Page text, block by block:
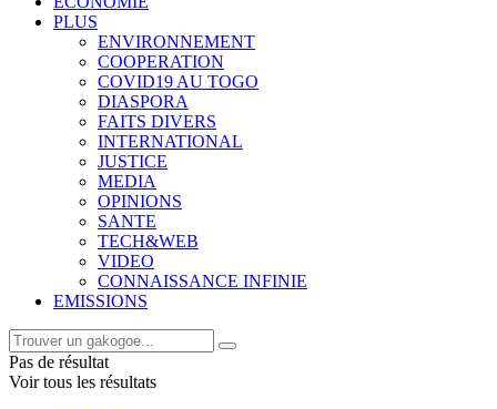
PLUS
ENVIRONNEMENT
COOPERATION
COVID19 AU TOGO
DIASPORA
FAITS DIVERS
INTERNATIONAL
JUSTICE
MEDIA
OPINIONS
SANTE
TECH&WEB
VIDEO
CONNAISSANCE INFINIE
EMISSIONS
Pas de résultat
Voir tous les résultats